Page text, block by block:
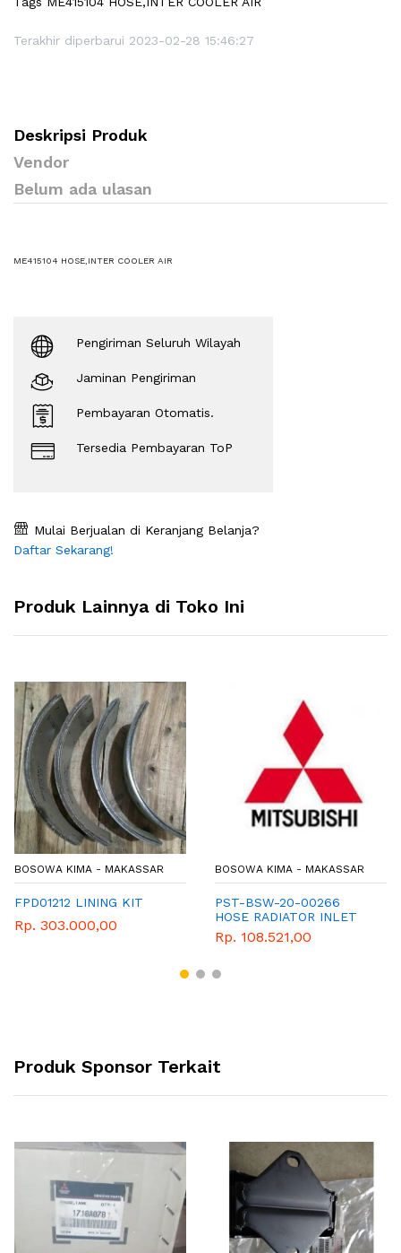
Terakhir diperbarui 2023-02-28 15:46:27
Deskripsi Produk
Vendor
Belum ada ulasan
ME415104 HOSE,INTER COOLER AIR
Pengiriman Seluruh Wilayah
Jaminan Pengiriman
Pembayaran Otomatis.
Tersedia Pembayaran ToP
Mulai Berjualan di Keranjang Belanja?
Daftar Sekarang!
Produk Lainnya di Toko Ini
BOSOWA KIMA - MAKASSAR
FPD01212 LINING KIT
Rp. 303.000,00
BOSOWA KIMA - MAKASSAR
PST-BSW-20-00266
HOSE RADIATOR INLET
Rp. 108.521,00
Produk Sponsor Terkait